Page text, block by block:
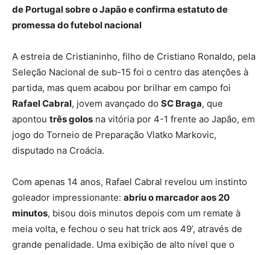
de Portugal sobre o Japão e confirma estatuto de
promessa do futebol nacional
A estreia de Cristianinho, filho de Cristiano Ronaldo, pela
Seleção Nacional de sub-15 foi o centro das atenções à
partida, mas quem acabou por brilhar em campo foi
Rafael Cabral, jovem avançado do SC Braga, que
apontou três golos na vitória por 4-1 frente ao Japão, em
jogo do Torneio de Preparação Vlatko Markovic,
disputado na Croácia.
Com apenas 14 anos, Rafael Cabral revelou um instinto
goleador impressionante: abriu o marcador aos 20
minutos, bisou dois minutos depois com um remate à
meia volta, e fechou o seu hat trick aos 49’, através de
grande penalidade. Uma exibição de alto nível que o